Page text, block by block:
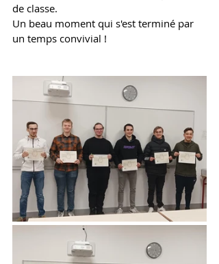
de classe.
Un beau moment qui s'est terminé par
un temps convivial !